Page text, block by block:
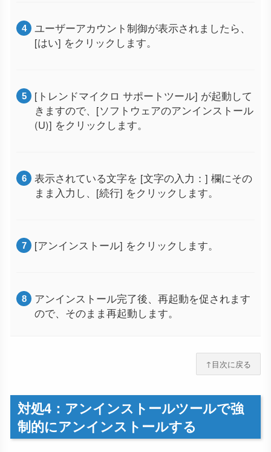
ユーザーアカウント制御が表示されましたら、
[はい] をクリックします。
[トレンドマイクロ サポートツール] が起動して
きますので、[ソフトウェアのアンインストール
(U)] をクリックします。
表示されている文字を [文字の入力：] 欄にその
まま入力し、[続行] をクリックします。
[アンインストール] をクリックします。
アンインストール完了後、再起動を促されます
ので、そのまま再起動します。
↑目次に戻る
対処4：アンインストールツールで強
制的にアンインストールする